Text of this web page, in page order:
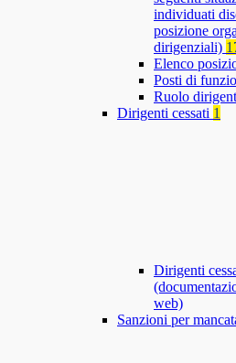
individuati
posizione
dirigenziali)
Elenco
Posti di
Ruolo
Dirigenti cessati 1
Dirigenti
web)
Sanzioni per